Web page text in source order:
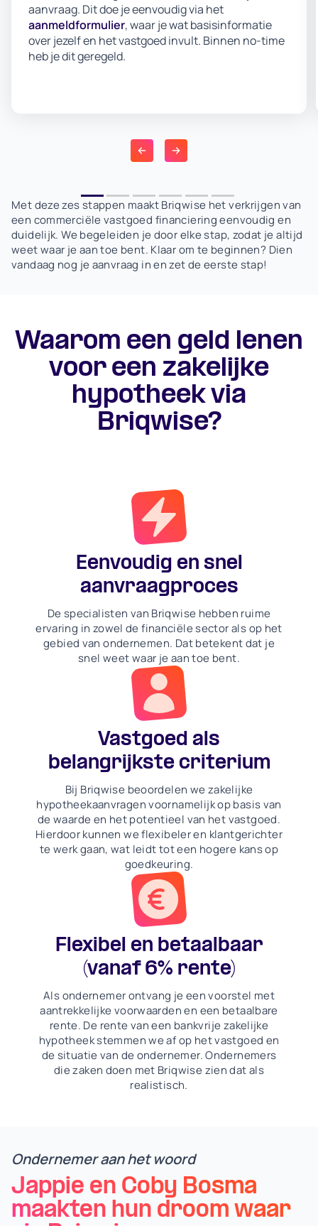
aanvraag. Dit doe je eenvoudig via het
aanmeldformulier, waar je wat basisinformatie
over jezelf en het vastgoed invult. Binnen no-time
heb je dit geregeld.
Met deze zes stappen maakt Briqwise het verkrijgen van
een commerciële vastgoed financiering eenvoudig en
duidelijk. We begeleiden je door elke stap, zodat je altijd
weet waar je aan toe bent. Klaar om te beginnen? Dien
vandaag nog je aanvraag in en zet de eerste stap!
Waarom een geld lenen
voor een zakelijke
hypotheek via
Briqwise?
Eenvoudig en snel
aanvraagproces
De specialisten van Briqwise hebben ruime
ervaring in zowel de financiële sector als op het
gebied van ondernemen. Dat betekent dat je
snel weet waar je aan toe bent.
Vastgoed als
belangrijkste criterium
Bij Briqwise beoordelen we zakelijke
hypotheekaanvragen voornamelijk op basis van
de waarde en het potentieel van het vastgoed.
Hierdoor kunnen we flexibeler en klantgerichter
te werk gaan, wat leidt tot een hogere kans op
goedkeuring.
Flexibel en betaalbaar
(vanaf 6% rente)
Als ondernemer ontvang je een voorstel met
aantrekkelijke voorwaarden en een betaalbare
rente. De rente van een bankvrije zakelijke
hypotheek stemmen we af op het vastgoed en
de situatie van de ondernemer. Ondernemers
die zaken doen met Briqwise zien dat als
realistisch.
Ondernemer aan het woord
Jappie en Coby Bosma
maakten hun droom waar